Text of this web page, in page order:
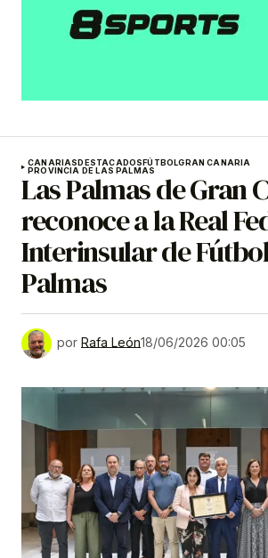
CANARIASDESTACADOSFÚTBOLGRAN CANARIA
PROVINCIA DE LAS PALMAS
Las Palmas de Gran
reconoce a la Real
Interinsular de
Palmas
por Rafa León18/06/2026 00:05